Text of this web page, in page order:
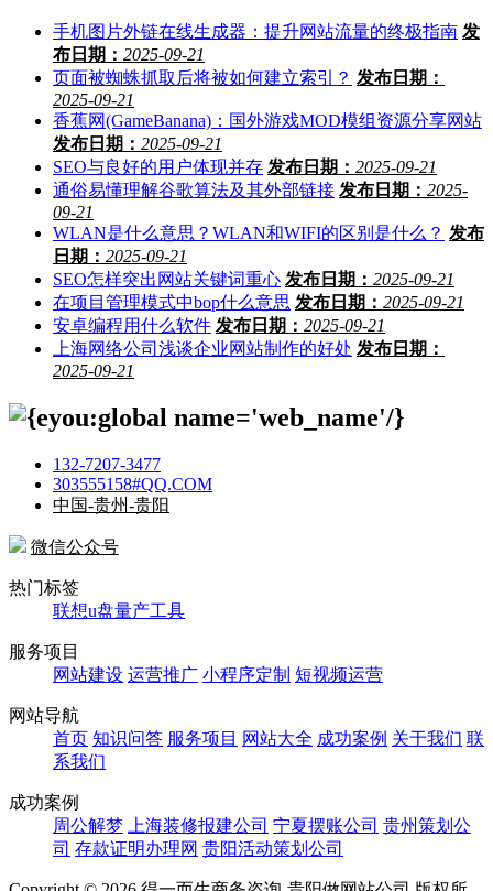
手机图片外链在线生成器：提升网站流量的终极指南 发
布日期： 2025-09-21
页面被蜘蛛抓取后将被如何建立索引？ 发布日期：
2025-09-21
香蕉网(GameBanana)：国外游戏MOD模组资源分享网站
发布日期： 2025-09-21
SEO与良好的用户体现并存 发布日期： 2025-09-21
通俗易懂理解谷歌算法及其外部链接 发布日期： 2025-
09-21
WLAN是什么意思？WLAN和WIFI的区别是什么？ 发布
日期： 2025-09-21
SEO怎样突出网站关键词重心 发布日期： 2025-09-21
在项目管理模式中bop什么意思 发布日期： 2025-09-21
安卓编程用什么软件 发布日期： 2025-09-21
上海网络公司浅谈企业网站制作的好处 发布日期：
2025-09-21
132-7207-3477
303555158#QQ.COM
中国-贵州-贵阳
微信公众号
热门标签
联想u盘量产工具
服务项目
网站建设 运营推广 小程序定制 短视频运营
网站导航
首页 知识问答 服务项目 网站大全 成功案例 关于我们 联
系我们
成功案例
周公解梦
上海装修报建公司 宁夏摆账公司 贵州策划公
司 存款证明办理网 贵阳活动策划公司